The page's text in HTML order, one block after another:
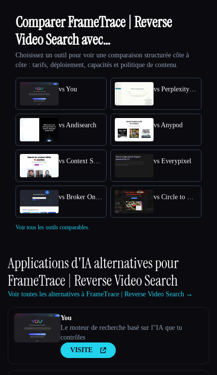
Comparer FrameTrace | Reverse
Video Search avec…
Choisissez un outil pour voir une comparaison structurée côte à
côte : tarifs, déploiement, capacités et politique de contenu.
vs You
vs Andisearch vs Anypod
vs Everypixel
Voir tous les outils comparables.
Applications d'IA alternatives pour
FrameTrace | Reverse Video Search
Voir toutes les alternatives à FrameTrace | Reverse Video Search →
You
Le moteur de recherche basé sur l''IA que tu
contrôles
VISITE